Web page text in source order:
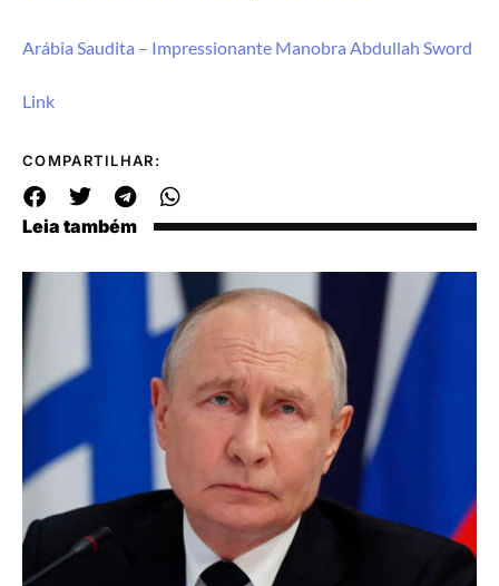
Arábia Saudita – Impressionante Manobra Abdullah Sword
Link
COMPARTILHAR:
Leia também